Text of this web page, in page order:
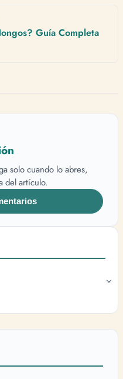
Guía Completa
solo cuando lo abres,
del artículo.